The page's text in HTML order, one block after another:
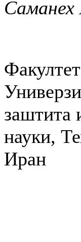
заштита
науки,
Иран